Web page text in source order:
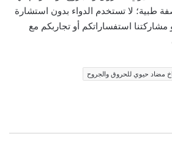
طبية؛ لا تستخدم الدواء بدون استشارة
استفساراتكم أو تجاربكم مع
مضاد حيوي للحروق والجروح